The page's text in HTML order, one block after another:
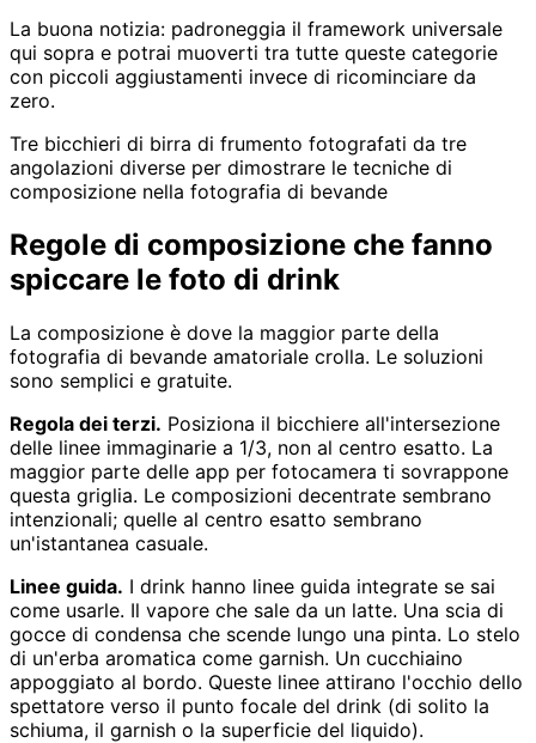
La buona notizia: padroneggia il framework universale
qui sopra e potrai muoverti tra tutte queste categorie
con piccoli aggiustamenti invece di ricominciare da
zero.
Tre bicchieri di birra di frumento fotografati da tre
angolazioni diverse per dimostrare le tecniche di
composizione nella fotografia di bevande
Regole di composizione che fanno
spiccare le foto di drink
La composizione è dove la maggior parte della
fotografia di bevande amatoriale crolla. Le soluzioni
sono semplici e gratuite.
Regola dei terzi. Posiziona il bicchiere all'intersezione
delle linee immaginarie a 1/3, non al centro esatto. La
maggior parte delle app per fotocamera ti sovrappone
questa griglia. Le composizioni decentrate sembrano
intenzionali; quelle al centro esatto sembrano
un'istantanea casuale.
Linee guida. I drink hanno linee guida integrate se sai
come usarle. Il vapore che sale da un latte. Una scia di
gocce di condensa che scende lungo una pinta. Lo stelo
di un'erba aromatica come garnish. Un cucchiaino
appoggiato al bordo. Queste linee attirano l'occhio dello
spettatore verso il punto focale del drink (di solito la
schiuma, il garnish o la superficie del liquido).